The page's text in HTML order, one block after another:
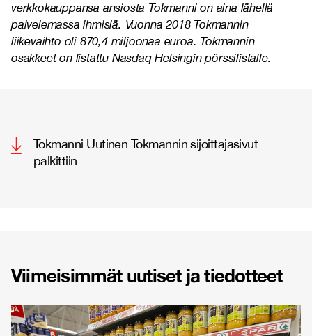
verkkokauppansa ansiosta Tokmanni on aina lähellä
palvelemassa ihmisiä. Vuonna 2018 Tokmannin
liikevaihto oli 870,4 miljoonaa euroa. Tokmannin
osakkeet on listattu Nasdaq Helsingin pörssilistalle.
Tokmanni Uutinen Tokmannin sijoittajasivut
palkittiin
Viimeisimmät uutiset ja tiedotteet